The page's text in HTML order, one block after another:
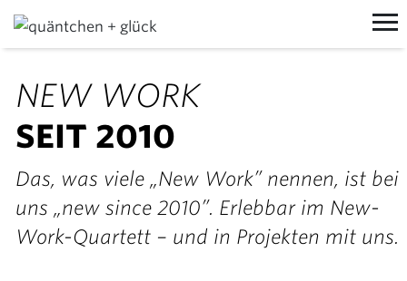
PROZESSE
WORKSHOPS
EVENTS
VON UNS LERNEN
TRAININGS
VORTRÄGE
ÜBER UNS
MANIFEST
TEAM
AKTUELLES
NEW WORK
SEIT 2010
Das, was viele „New Work” nennen, ist bei
uns „new since 2010”. Erlebbar im New-
Work-Quartett – und in Projekten mit uns.